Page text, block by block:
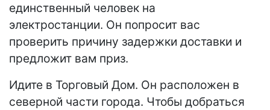
единственный человек на
электростанции. Он попросит вас
проверить причину задержки доставки и
предложит вам приз.
Идите в Торговый Дом. Он расположен в
северной части города. Чтобы добраться